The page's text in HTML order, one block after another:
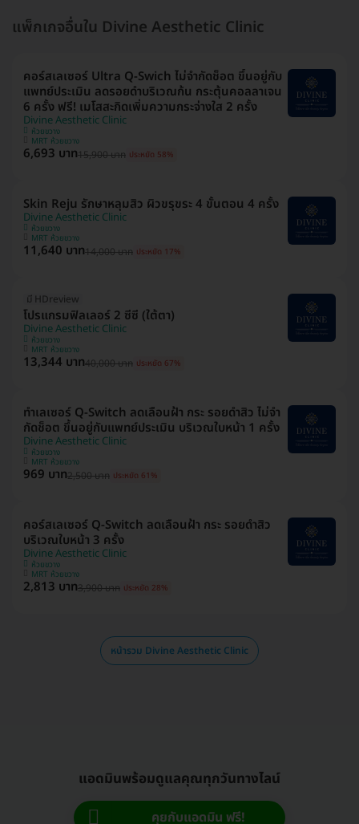
แพ็กเกจอื่นใน Divine Aesthetic Clinic
คอร์สเลเซอร์ Ultra Q-Swich ไม่จำกัดช็อต ขึ้นอยู่กับ
แพทย์ประเมิน ลดรอยดำบริเวณก้น กระตุ้นคอลลาเจน
6 ครั้ง ฟรี! เมโสสะกิดเพิ่มความกระจ่างใส 2 ครั้ง
Divine Aesthetic Clinic
ห้วยขวาง
MRT ห้วยขวาง
6,693 บาท15,900 บาท ประหยัด 58%
Skin Reju รักษาหลุมสิว ผิวขรุขระ 4 ขั้นตอน 4 ครั้ง
Divine Aesthetic Clinic
ห้วยขวาง
MRT ห้วยขวาง
11,640 บาท14,000 บาท ประหยัด 17%
มี HDreview
โปรแกรมฟิลเลอร์ 2 ซีซี (ใต้ตา)
Divine Aesthetic Clinic
ห้วยขวาง
MRT ห้วยขวาง
13,344 บาท40,000 บาท ประหยัด 67%
ทำเลเซอร์ Q-Switch ลดเลือนฝ้า​ กระ​ รอยดำสิว ไม่จำ
กัดช็อต ขึ้นอยู่กับแพทย์ประเมิน บริเวณใบหน้า 1 ครั้ง
Divine Aesthetic Clinic
ห้วยขวาง
MRT ห้วยขวาง
969 บาท2,500 บาท ประหยัด 61%
คอร์สเลเซอร์ Q-Switch ลดเลือนฝ้า​ กระ​ รอยดำสิว
บริเวณใบหน้า 3 ครั้ง
Divine Aesthetic Clinic
ห้วยขวาง
MRT ห้วยขวาง
2,813 บาท3,900 บาท ประหยัด 28%
หน้ารวม Divine Aesthetic Clinic
แอดมินพร้อมดูแลคุณทุกวันทางไลน์
คุยกับแอดมิน ฟรี!